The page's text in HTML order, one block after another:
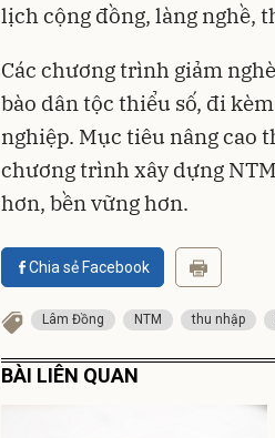
lịch cộng đồng, làng nghề,
Các chương trình giảm
bào dân tộc thiểu số, đi
nghiệp. Mục tiêu nâng cao
chương trình xây dựng
hơn, bền vững hơn.
Chia sẻ Facebook
Lâm Đồng NTM thu nhập
BÀI LIÊN QUAN